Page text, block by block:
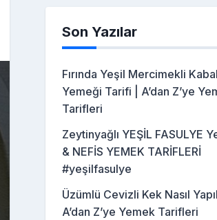
Son Yazılar
Fırında Yeşil Mercimekli
Yemeği Tarifi | A’dan Z’ye
Tarifleri
Zeytinyağlı YEŞİL FASULYE
& NEFİS YEMEK TARİFLERİ
#yeşilfasulye
Üzümlü Cevizli Kek Nasıl
A’dan Z’ye Yemek Tarifleri